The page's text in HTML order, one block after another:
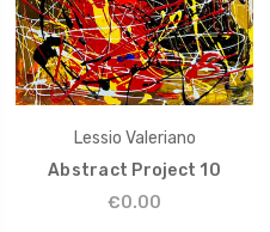
Lessio Valeriano
Abstract Project 10
€0.00